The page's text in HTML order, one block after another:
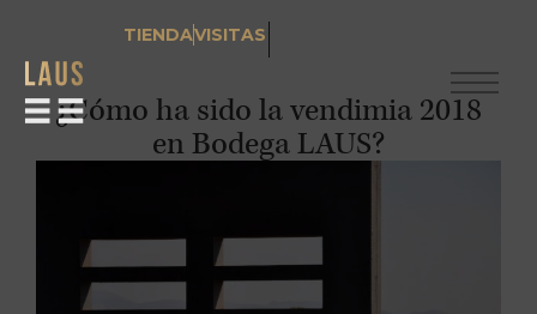
TIENDAVISITAS
¿Cómo ha sido la vendimia 2018
en Bodega LAUS?